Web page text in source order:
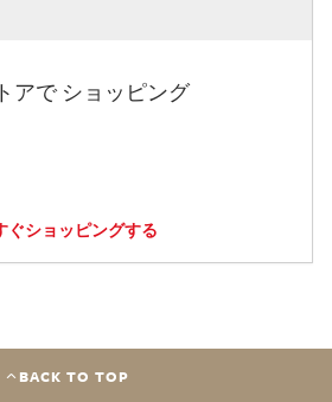
アで ショッピング
ぐショッピングする
BACK TO TOP